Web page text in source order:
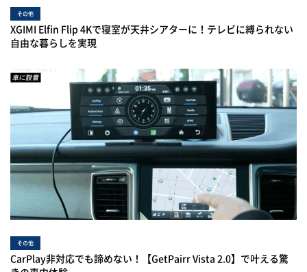
その他
XGIMI Elfin Flip 4Kで寝室が天井シアターに！テレビに縛られない
自由な暮らしを実現
その他
CarPlay非対応でも諦めない！【GetPairr Vista 2.0】で叶える驚